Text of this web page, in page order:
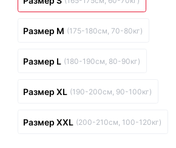
Размер M (175-180см, 70-80кг)
Размер L (180-190см, 80-90кг)
Размер XL (190-200см, 90-100кг)
Размер XXL (200-210см, 100-120кг)